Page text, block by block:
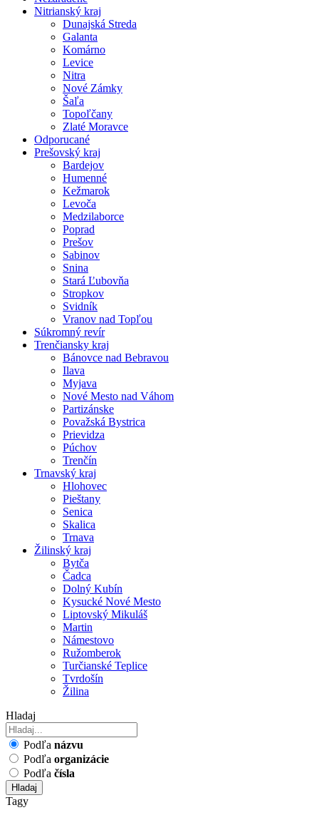
Nitrianský kraj
Dunajská Streda
Galanta
Komárno
Levice
Nitra
Nové Zámky
Šaľa
Topoľčany
Zlaté Moravce
Odporucané
Prešovský kraj
Bardejov
Humenné
Kežmarok
Levoča
Medzilaborce
Poprad
Prešov
Sabinov
Snina
Stará Ľubovňa
Stropkov
Svidník
Vranov nad Topľou
Súkromný revír
Trenčiansky kraj
Bánovce nad Bebravou
Ilava
Myjava
Nové Mesto nad Váhom
Partizánske
Považská Bystrica
Prievidza
Púchov
Trenčín
Trnavský kraj
Hlohovec
Pieštany
Senica
Skalica
Trnava
Žilinský kraj
Bytča
Čadca
Dolný Kubín
Kysucké Nové Mesto
Liptovský Mikuláš
Martin
Námestovo
Ružomberok
Turčianské Teplice
Tvrdošín
Žilina
Hladaj
Podľa názvu
Podľa organizácie
Podľa čísla
Hladaj
Tagy